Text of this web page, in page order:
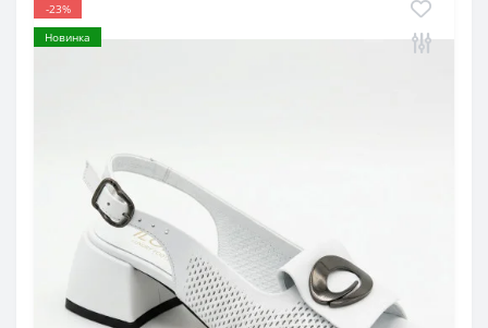
-23%
Новинка